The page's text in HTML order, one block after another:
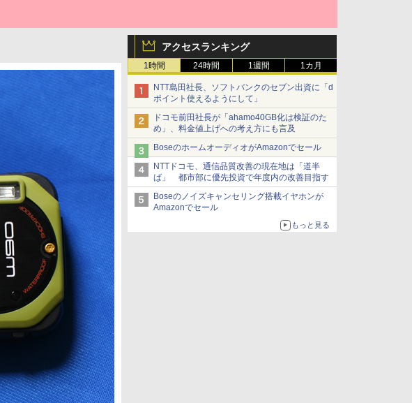
アクセスランキング
1時間 24時間 1週間 1カ月
NTT島田社長、ソフトバンクのセブン出資に「d
ポイント使えるようにして」
ドコモ前田社長が「ahamo40GB化は検証のた
め」、料金値上げへの考え方にも言及
BoseのホームオーディオがAmazonでセール
NTTドコモ、通信品質改善の現在地は「道半
ば」 都市部に優先投資で年度内の改善目指す
Boseのノイズキャンセリング搭載イヤホンが
Amazonでセール
もっと見る